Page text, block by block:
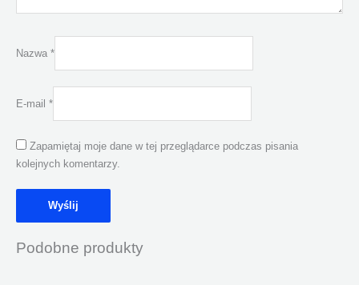
Nazwa *
E-mail *
Zapamiętaj moje dane w tej przeglądarce podczas pisania
kolejnych komentarzy.
Podobne produkty